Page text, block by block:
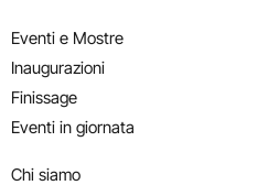
Eventi e Mostre
Inaugurazioni
Finissage
Eventi in giornata
Chi siamo